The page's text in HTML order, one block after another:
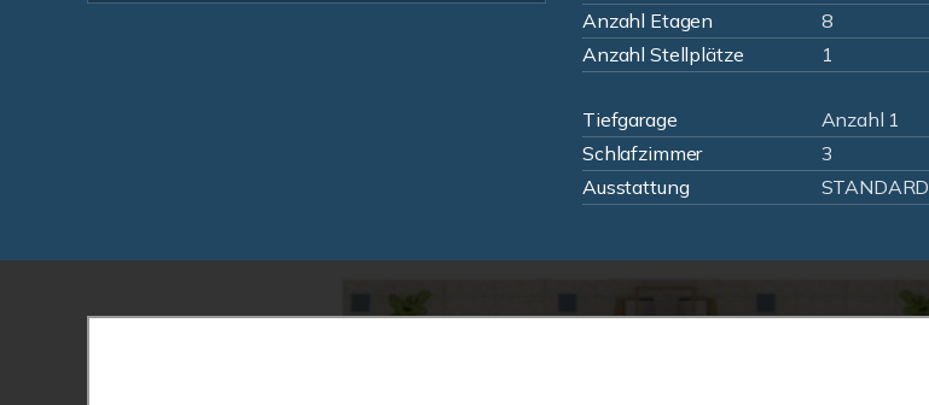
Anzahl Etagen
8
Anzahl Stellplätze
1
Tiefgarage Anzahl 1
Schlafzimmer
3
Ausstattung
STANDARD